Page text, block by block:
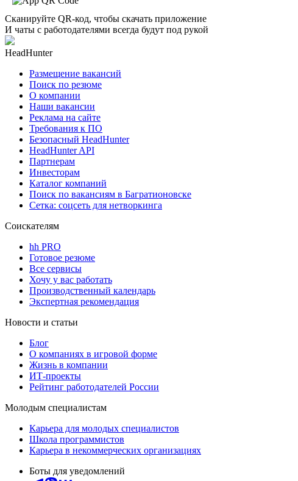
Сканируйте QR-код, чтобы скачать приложение
И чаты с работодателями всегда будут под рукой
HeadHunter
Размещение вакансий
Поиск по резюме
О компании
Наши вакансии
Реклама на сайте
Требования к ПО
Безопасный HeadHunter
HeadHunter API
Партнерам
Инвесторам
Каталог компаний
Поиск по вакансиям в Багратионовске
Сетка: соцсеть для нетворкинга
Соискателям
hh PRO
Готовое резюме
Все сервисы
Хочу у вас работать
Производственный календарь
Экспертная рекомендация
Новости и статьи
Блог
О компаниях в игровой форме
Жизнь в компании
ИТ-проекты
Рейтинг работодателей России
Молодым специалистам
Карьера для молодых специалистов
Школа программистов
Карьера в некоммерческих организациях
Боты для уведомлений